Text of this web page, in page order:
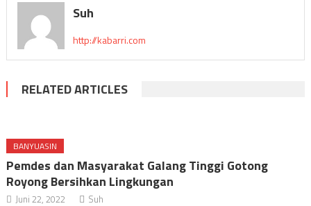
Suh
http://kabarri.com
RELATED ARTICLES
BANYUASIN
Pemdes dan Masyarakat Galang Tinggi Gotong
Royong Bersihkan Lingkungan
Juni 22, 2022 Suh